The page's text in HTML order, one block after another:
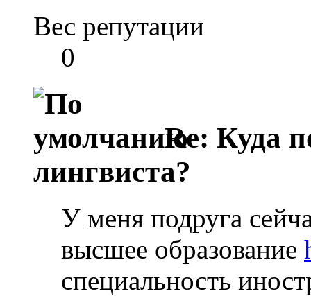
Вес репутации
0
Re: Куда
лингвиста?
У меня подруга
высшее образование
специальность